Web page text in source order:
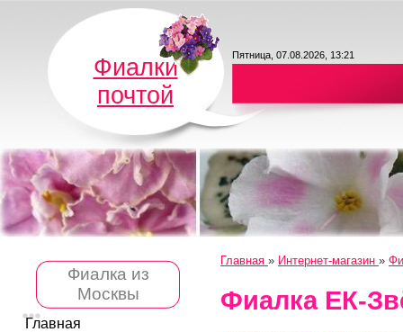
Фиалки
почтой
Пятница, 07.08.2026, 13:21
Фиалка из
Москвы
Главная
Главная » Интернет-магазин »
Фиалка ЕК-